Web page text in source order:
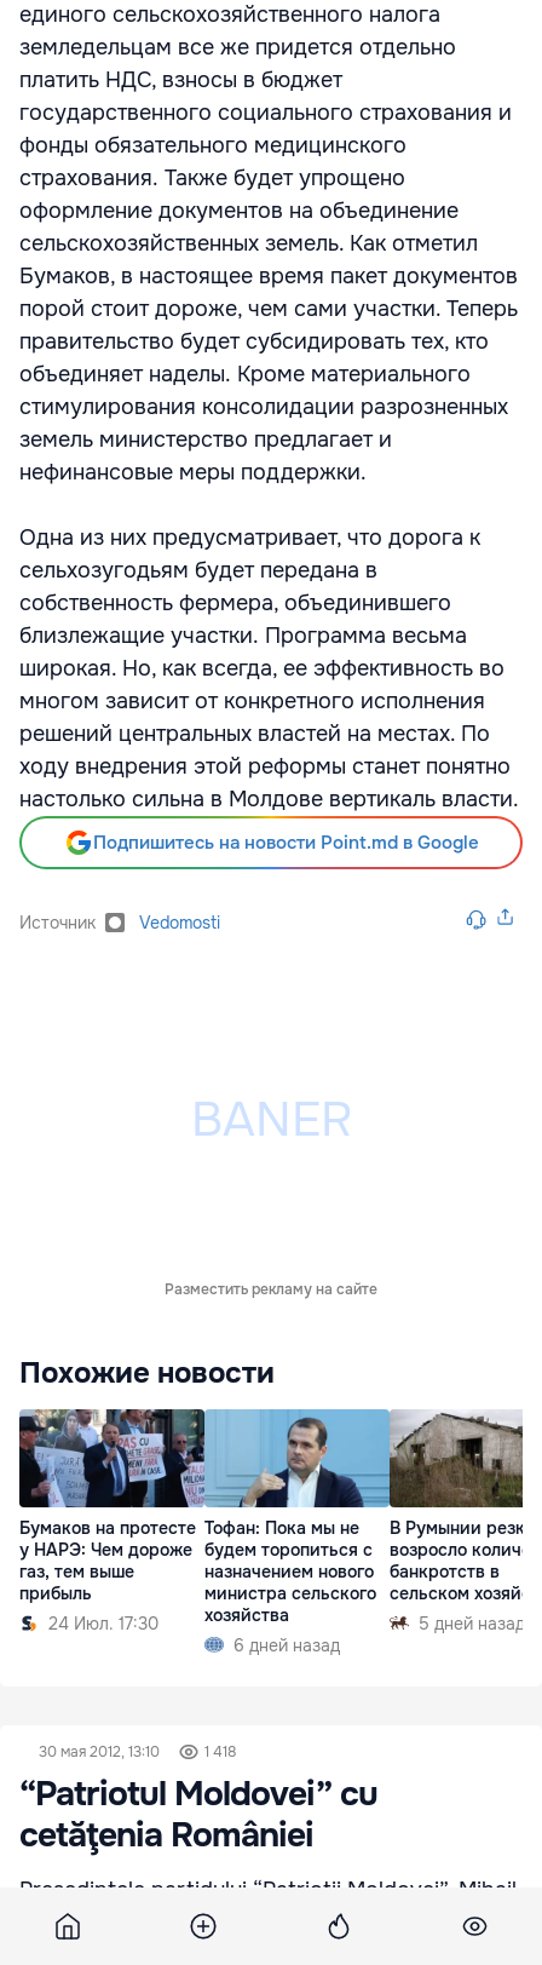
единого сельскохозяйственного налога
земледельцам все же придется отдельно
платить НДС, взносы в бюджет
государственного социального страхования и
фонды обязательного медицинского
страхования. Также будет упрощено
оформление документов на объединение
сельскохозяйственных земель. Как отметил
Бумаков, в настоящее время пакет документов
порой стоит дороже, чем сами участки. Теперь
правительство будет субсидировать тех, кто
объединяет наделы. Кроме материального
стимулирования консолидации разрозненных
земель министерство предлагает и
нефинансовые меры поддержки.
Одна из них предусматривает, что дорога к
сельхозугодьям будет передана в
собственность фермера, объединившего
близлежащие участки. Программа весьма
широкая. Но, как всегда, ее эффективность во
многом зависит от конкретного исполнения
решений центральных властей на местах. По
ходу внедрения этой реформы станет понятно
настолько сильна в Молдове вертикаль власти.
Подпишитесь на новости Point.md в Google
Источник Vedomosti
Разместить рекламу на сайте
Похожие новости
Бумаков на протесте
у НАРЭ: Чем дороже
газ, тем выше
прибыль
24 Июл. 17:30
Тофан: Пока мы не
будем торопиться с
назначением нового
министра сельского
хозяйства
6 дней назад
В Румынии резко
возросло
банкротств в
сельском
5 дней назад
30 мая 2012, 13:10 1 418
“Patriotul Moldovei” cu
cetăţenia României
Preşedintele partidului “Patrioţii Moldovei”, Mihail
Garbuz, care nu pierde nicio ocazie să “atace”
România, are cetăţenie românească, scrie